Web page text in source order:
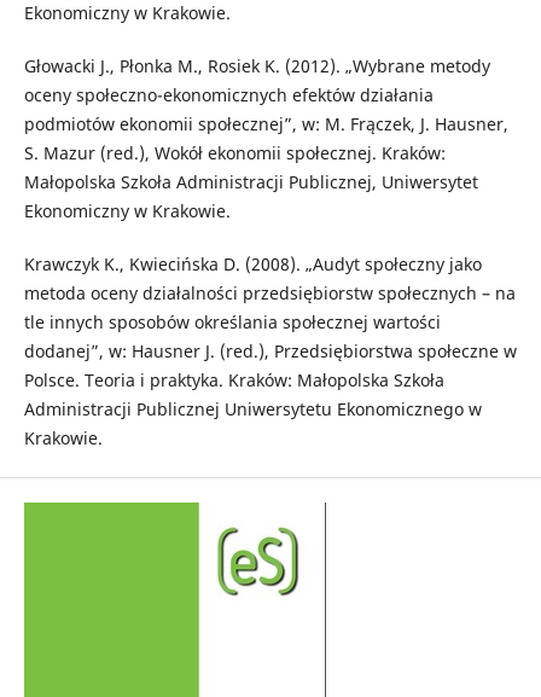
Ekonomiczny w Krakowie.
Głowacki J., Płonka M., Rosiek K. (2012). „Wybrane metody
oceny społeczno-ekonomicznych efektów działania
podmiotów ekonomii społecznej”, w: M. Frączek, J. Hausner,
S. Mazur (red.), Wokół ekonomii społecznej. Kraków:
Małopolska Szkoła Administracji Publicznej, Uniwersytet
Ekonomiczny w Krakowie.
Krawczyk K., Kwiecińska D. (2008). „Audyt społeczny jako
metoda oceny działalności przedsiębiorstw społecznych – na
tle innych sposobów określania społecznej wartości
dodanej”, w: Hausner J. (red.), Przedsiębiorstwa społeczne w
Polsce. Teoria i praktyka. Kraków: Małopolska Szkoła
Administracji Publicznej Uniwersytetu Ekonomicznego w
Krakowie.